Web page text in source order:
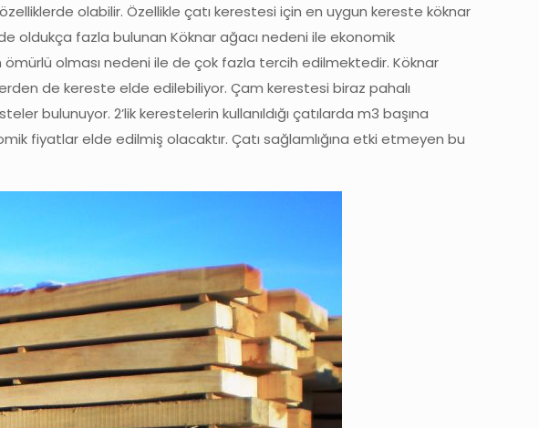
olabilir. Özellikle çatı kerestesi için en uygun kereste köknar
oldukça fazla bulunan Köknar ağacı nedeni ile ekonomik
olması nedeni ile de çok fazla tercih edilmektedir. Köknar
de kereste elde edilebiliyor. Çam kerestesi biraz pahalı
bulunuyor. 2’lik kerestelerin kullanıldığı çatılarda m3 başına
fiyatlar elde edilmiş olacaktır. Çatı sağlamlığına etki etmeyen bu